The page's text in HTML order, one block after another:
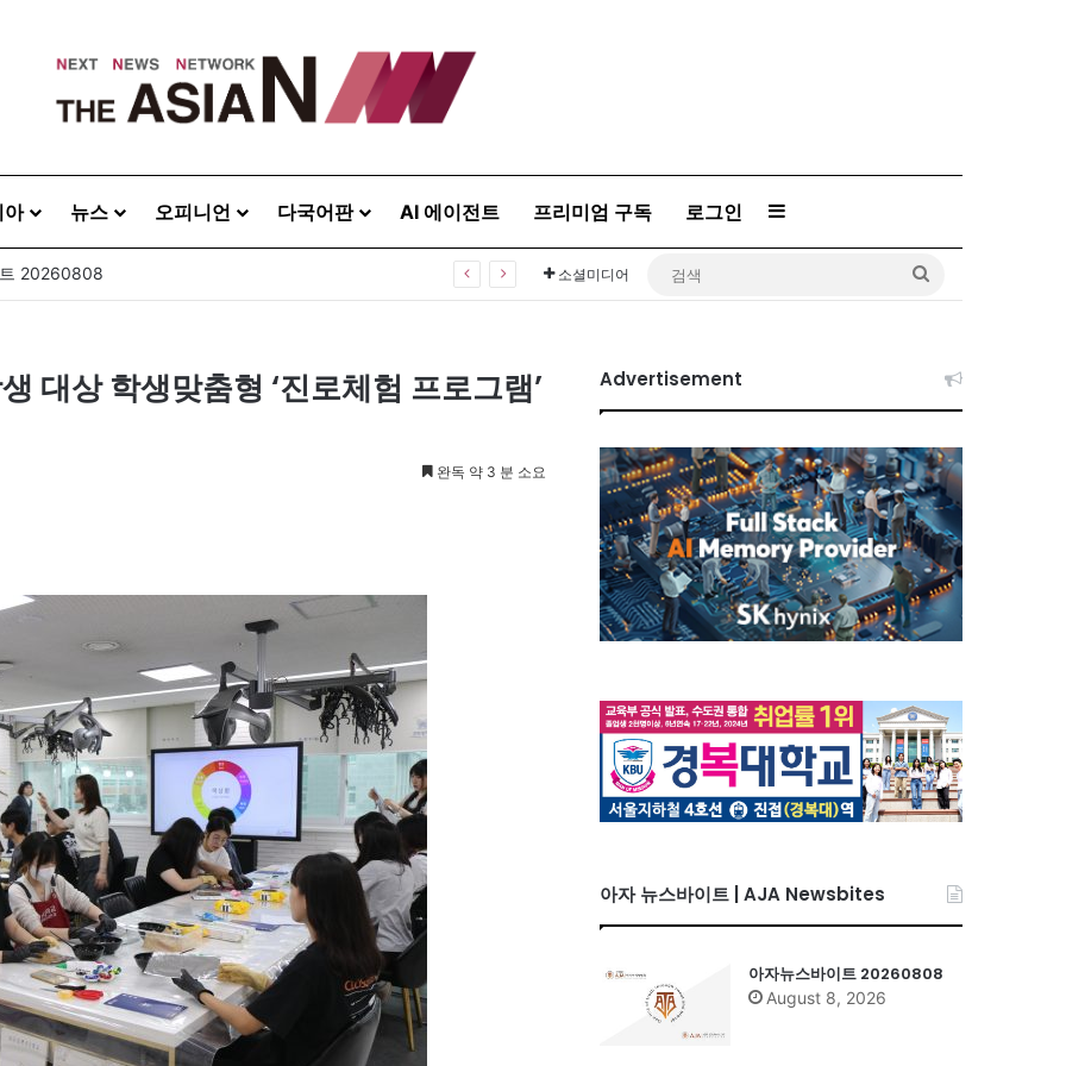
아 뉴스 오피니언 다국어판 AI 에이전트 프리미엄 구독 로그인 Sidebar
20260808 소셜미디어
대상 학생맞춤형 ‘진로체험 프로그램’
완독 약 3 분 소요
Advertisement
아자 뉴스바이트 | AJA Newsbites
아자뉴스바이트 20260808
August 8, 2026